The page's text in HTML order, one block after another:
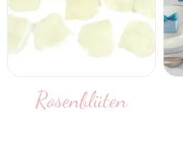
Rosenblüten